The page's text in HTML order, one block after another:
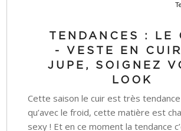
TENDANCES : LE
- VESTE EN
JUPE, SOIGNEZ
LOOK
Cette saison le cuir est très
qu’avec le froid, cette matière est
sexy ! Et en ce moment la tendance